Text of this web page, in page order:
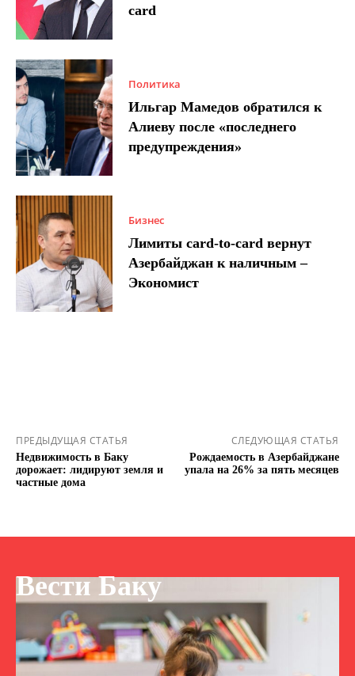
card
Политика
Ильгар Мамедов обратился к
Алиеву после «последнего
предупреждения»
Бизнес
Лимиты card-to-card вернут
Азербайджан к наличным –
Экономист
ПРЕДЫДУЩАЯ СТАТЬЯ
Недвижимость в Баку
дорожает: лидируют земля и
частные дома
СЛЕДУЮЩАЯ СТАТЬЯ
Рождаемость в Азербайджане
упала на 26% за пять месяцев
Вести Баку